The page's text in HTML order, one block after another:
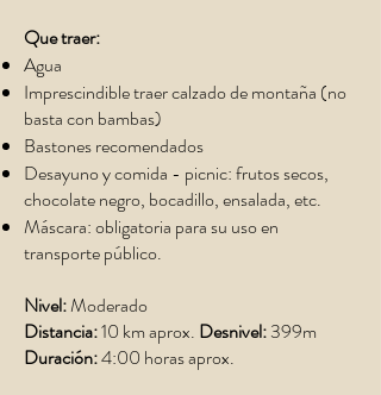
Que traer:
Agua
Imprescindible traer calzado de montaña (no
basta con bambas)
Bastones recomendados
Desayuno y comida - picnic: frutos secos,
chocolate negro, bocadillo, ensalada, etc.
Máscara: obligatoria para su uso en
transporte público.
Nivel:Moderado
Distancia:10 km aprox. Desnivel:399m
Duración:4:00 horas aprox.